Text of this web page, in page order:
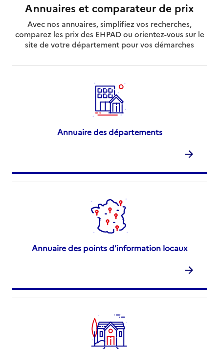
Annuaires et comparateur de prix
Avec nos annuaires, simplifiez vos recherches,
comparez les prix des EHPAD ou orientez-vous sur le
site de votre département pour vos démarches
Annuaire des départements
Annuaire des points d’information locaux